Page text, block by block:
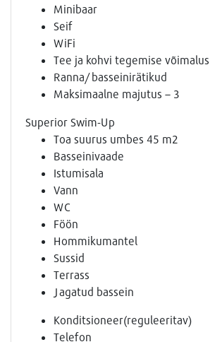
Minibaar
Seif
WiFi
Tee ja kohvi tegemise võimalus
Ranna/ basseinirätikud
Maksimaalne majutus – 3
Superior Swim-Up
Toa suurus umbes 45 m2
Basseinivaade
Istumisala
Vann
WC
Föön
Hommikumantel
Sussid
Terrass
Jagatud bassein
Konditsioneer(reguleeritav)
Telefon